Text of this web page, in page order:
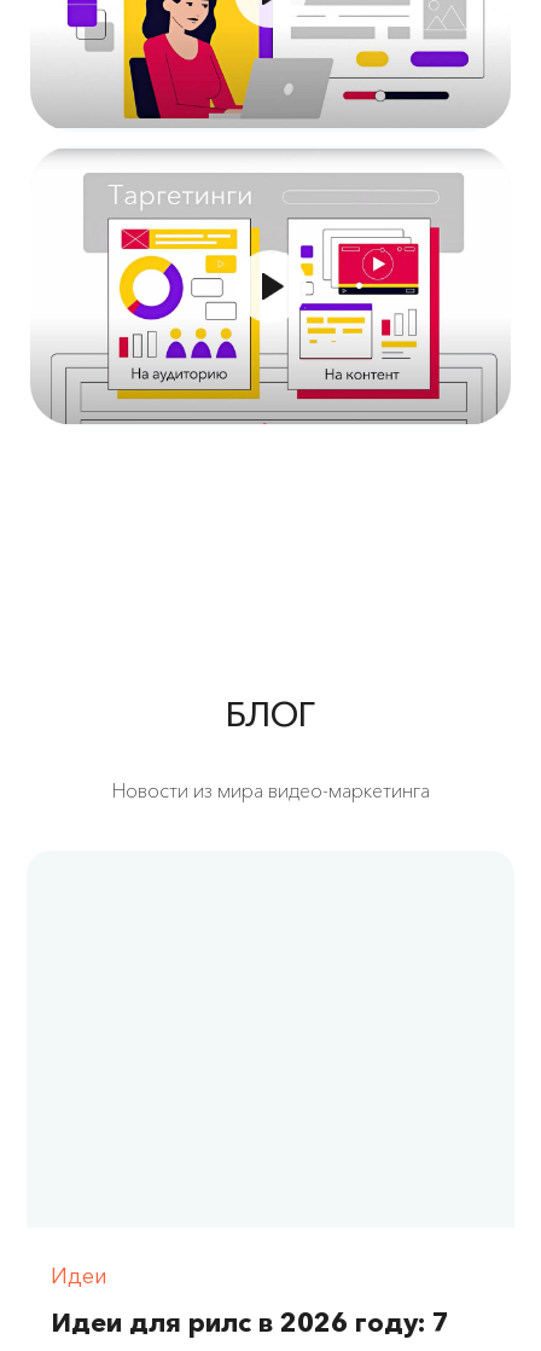
БЛОГ
Новости из мира видео-маркетинга
Идеи
Идеи для рилс в 2026 году: 7